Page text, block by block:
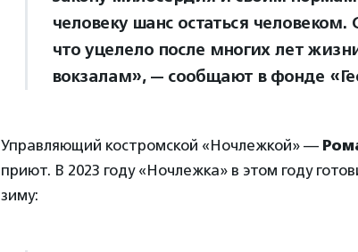
человеку шанс остаться
что уцелело после многих лет
вокзалам», — сообщают в фонде
Управляющий костромской «Ночлежкой» —
приют. В 2023 году «Ночлежка» в этом году
зиму: